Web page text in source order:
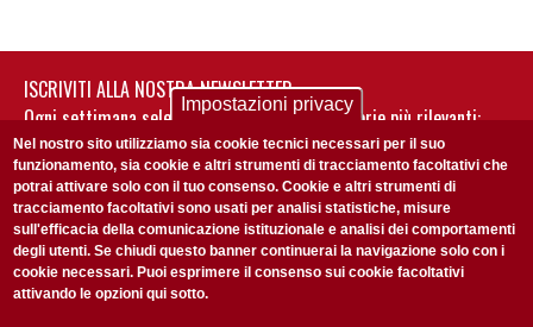
ISCRIVITI ALLA NOSTRA NEWSLETTER
Ogni settimana selezioniamo per te nostre storie più rilevanti:
non perderti gli aggiornamenti della nostra newsletter
Accetto laPrivacy Policy
Impostazioni privacy
Nel nostro sito utilizziamo sia cookie tecnici necessari per il suo
funzionamento, sia cookie e altri strumenti di tracciamento facoltativi che
potrai attivare solo con il tuo consenso. Cookie e altri strumenti di
tracciamento facoltativi sono usati per analisi statistiche, misure
sull'efficacia della comunicazione istituzionale e analisi dei comportamenti
degli utenti. Se chiudi questo banner continuerai la navigazione solo con i
cookie necessari. Puoi esprimere il consenso sui cookie facoltativi
attivando le opzioni qui sotto.